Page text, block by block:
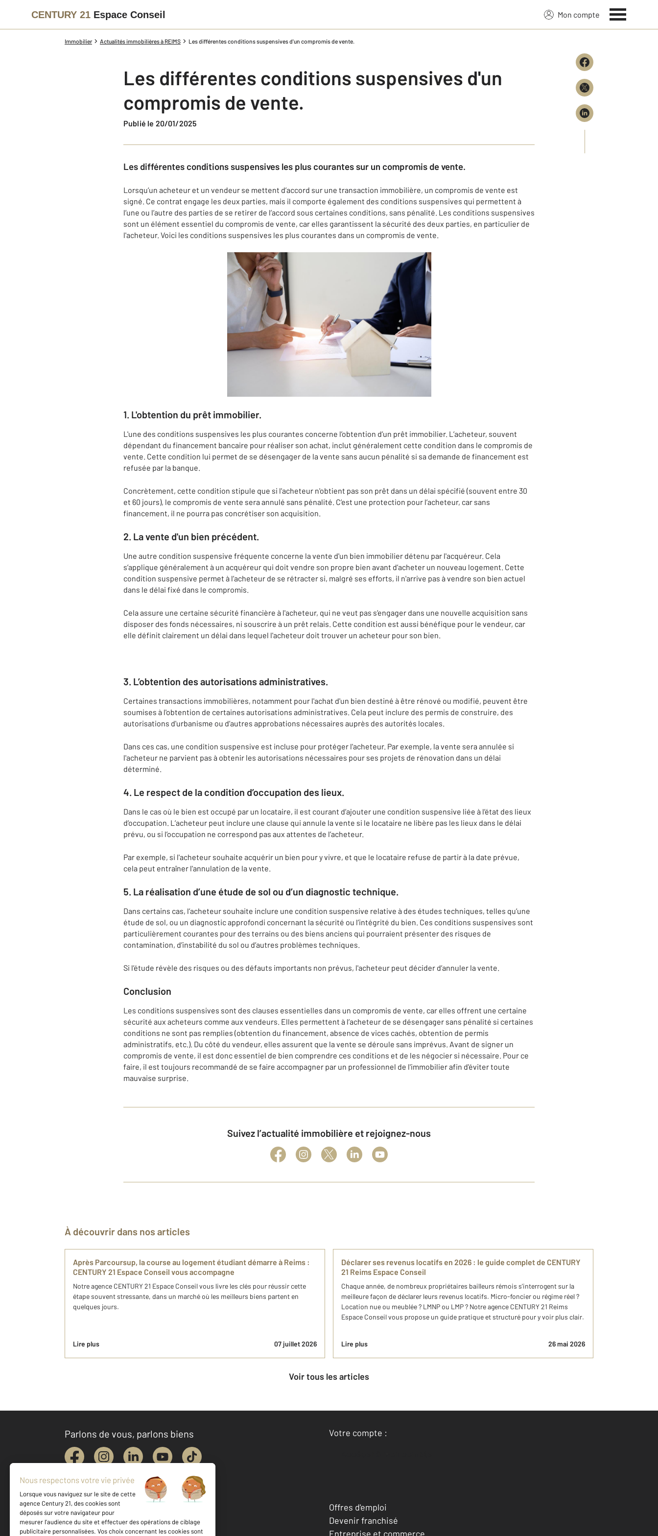
CENTURY 21 Espace Conseil Mon compte
Immobilier Actualités immobilières à REIMS Les différentes conditions suspensives d'un compromis de vente.
Les différentes conditions suspensives d'un
compromis de vente.
Publié le 20/01/2025
Les différentes conditions suspensives les plus courantes sur un compromis de vente.
Lorsqu’un acheteur et un vendeur se mettent d’accord sur une transaction immobilière, un compromis de vente est
signé. Ce contrat engage les deux parties, mais il comporte également des conditions suspensives qui permettent à
l’une ou l’autre des parties de se retirer de l’accord sous certaines conditions, sans pénalité. Les conditions suspensives
sont un élément essentiel du compromis de vente, car elles garantissent la sécurité des deux parties, en particulier de
l'acheteur. Voici les conditions suspensives les plus courantes dans un compromis de vente.
1. L'obtention du prêt immobilier.
L'une des conditions suspensives les plus courantes concerne l’obtention d’un prêt immobilier. L’acheteur, souvent
dépendant du financement bancaire pour réaliser son achat, inclut généralement cette condition dans le compromis de
vente. Cette condition lui permet de se désengager de la vente sans aucun pénalité si sa demande de financement est
refusée par la banque.
Concrètement, cette condition stipule que si l'acheteur n'obtient pas son prêt dans un délai spécifié (souvent entre 30
et 60 jours), le compromis de vente sera annulé sans pénalité. C’est une protection pour l’acheteur, car sans
financement, il ne pourra pas concrétiser son acquisition.
2. La vente d'un bien précédent.
Une autre condition suspensive fréquente concerne la vente d'un bien immobilier détenu par l'acquéreur. Cela
s’applique généralement à un acquéreur qui doit vendre son propre bien avant d’acheter un nouveau logement. Cette
condition suspensive permet à l’acheteur de se rétracter si, malgré ses efforts, il n'arrive pas à vendre son bien actuel
dans le délai fixé dans le compromis.
Cela assure une certaine sécurité financière à l'acheteur, qui ne veut pas s’engager dans une nouvelle acquisition sans
disposer des fonds nécessaires, ni souscrire à un prêt relais. Cette condition est aussi bénéfique pour le vendeur, car
elle définit clairement un délai dans lequel l'acheteur doit trouver un acheteur pour son bien.
3. L’obtention des autorisations administratives.
Certaines transactions immobilières, notamment pour l'achat d'un bien destiné à être rénové ou modifié, peuvent être
soumises à l'obtention de certaines autorisations administratives. Cela peut inclure des permis de construire, des
autorisations d'urbanisme ou d’autres approbations nécessaires auprès des autorités locales.
Dans ces cas, une condition suspensive est incluse pour protéger l'acheteur. Par exemple, la vente sera annulée si
l'acheteur ne parvient pas à obtenir les autorisations nécessaires pour ses projets de rénovation dans un délai
déterminé.
4. Le respect de la condition d’occupation des lieux.
Dans le cas où le bien est occupé par un locataire, il est courant d’ajouter une condition suspensive liée à l’état des lieux
d’occupation. L’acheteur peut inclure une clause qui annule la vente si le locataire ne libère pas les lieux dans le délai
prévu, ou si l’occupation ne correspond pas aux attentes de l’acheteur.
Par exemple, si l'acheteur souhaite acquérir un bien pour y vivre, et que le locataire refuse de partir à la date prévue,
cela peut entraîner l'annulation de la vente.
5. La réalisation d’une étude de sol ou d’un diagnostic technique.
Dans certains cas, l’acheteur souhaite inclure une condition suspensive relative à des études techniques, telles qu’une
étude de sol, ou un diagnostic approfondi concernant la sécurité ou l’intégrité du bien. Ces conditions suspensives sont
particulièrement courantes pour des terrains ou des biens anciens qui pourraient présenter des risques de
contamination, d’instabilité du sol ou d’autres problèmes techniques.
Si l’étude révèle des risques ou des défauts importants non prévus, l'acheteur peut décider d’annuler la vente.
Conclusion
Les conditions suspensives sont des clauses essentielles dans un compromis de vente, car elles offrent une certaine
sécurité aux acheteurs comme aux vendeurs. Elles permettent à l’acheteur de se désengager sans pénalité si certaines
conditions ne sont pas remplies (obtention du financement, absence de vices cachés, obtention de permis
administratifs, etc.). Du côté du vendeur, elles assurent que la vente se déroule sans imprévus. Avant de signer un
compromis de vente, il est donc essentiel de bien comprendre ces conditions et de les négocier si nécessaire. Pour ce
faire, il est toujours recommandé de se faire accompagner par un professionnel de l'immobilier afin d'éviter toute
mauvaise surprise.
Suivez l’actualité immobilière et rejoignez-nous
À découvrir dans nos articles
Après Parcoursup, la course au logement étudiant démarre à Reims :
CENTURY 21 Espace Conseil vous accompagne
Notre agence CENTURY 21 Espace Conseil vous livre les clés pour réussir cette
étape souvent stressante, dans un marché où les meilleurs biens partent en
quelques jours.
Lire plus 07 juillet 2026
Déclarer ses revenus locatifs en 2026 : le guide complet de CENTURY
21 Reims Espace Conseil
Chaque année, de nombreux propriétaires bailleurs rémois s'interrogent sur la
meilleure façon de déclarer leurs revenus locatifs. Micro-foncier ou régime réel ?
Location nue ou meublée ? LMNP ou LMP ? Notre agence CENTURY 21 Reims
Espace Conseil vous propose un guide pratique et structuré pour y voir plus clair.
Lire plus 26 mai 2026
Voir tous les articles
Parlons de vous, parlons biens
Votre compte :
Accéder à mon compte
Offres d'emploi
Devenir franchisé
Entreprise et commerce